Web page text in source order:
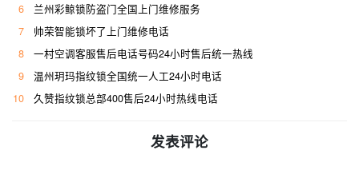
6
兰州彩鲸锁防盗门全国上门维修服务
7
帅荣智能锁坏了上门维修电话
8
一村空调客服售后电话号码24小时售后统一热线
9
温州玥玛指纹锁全国统一人工24小时电话
10
久赞指纹锁总部400售后24小时热线电话
发表评论